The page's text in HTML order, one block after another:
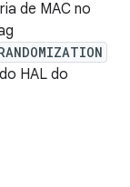
de MAC no
HAL do